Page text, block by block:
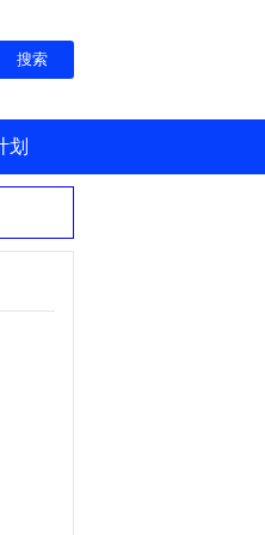
划